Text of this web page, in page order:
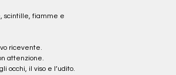
scintille, fiamme e
ricevente.
attenzione.
occhi, il viso e l’udito.